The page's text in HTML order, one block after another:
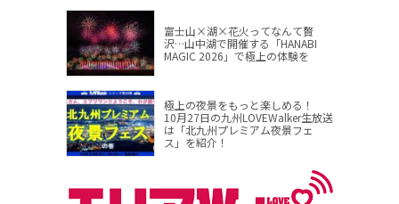
富士山×湖×花火ってなんて贅
沢…山中湖で開催する「HANABI
MAGIC 2026」で極上の体験を
極上の夜景をもっと楽しめる！
10月27日の九州LOVEWalker生放送
は「北九州プレミアム夜景フェ
ス」を紹介！